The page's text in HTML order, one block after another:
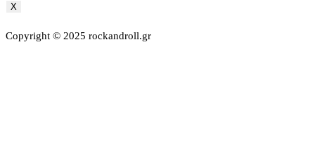
X
Copyright © 2025 rockandroll.gr